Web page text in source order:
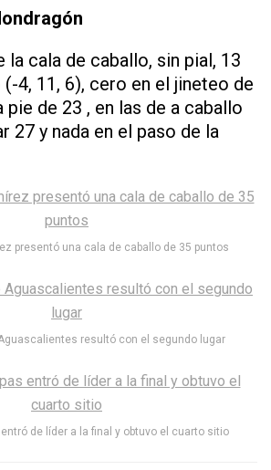
la cala de caballo, sin pial, 13
4, 11, 6), cero en el jineteo de
pie de 23 , en las de a caballo
27 y nada en el paso de la
presentó una cala de caballo de 35 puntos
resultó con el segundo lugar
de líder a la final y obtuvo el cuarto sitio